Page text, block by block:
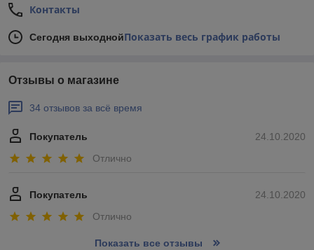
Контакты
Сегодня выходнойПоказать весь график работы
Отзывы о магазине
34 отзывов за всё время
24.10.2020
Покупатель
Отлично
24.10.2020
Покупатель
Отлично
Показать все отзывы